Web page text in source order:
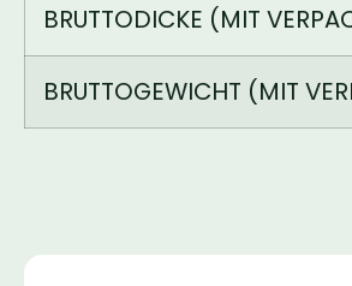
BRUTTODICKE (MIT
BRUTTOGEWICHT (MIT